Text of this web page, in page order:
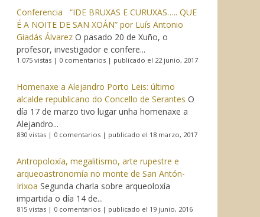
Conferencia “IDE BRUXAS E CURUXAS….. QUE
É A NOITE DE SAN XOÁN” por Luís Antonio
Giadás Álvarez O pasado 20 de Xuño, o
profesor, investigador e confere...
1.075 vistas | 0 comentarios | publicado el 22 junio, 2017
Homenaxe a Alejandro Porto Leis: último
alcalde republicano do Concello de Serantes O
día 17 de marzo tivo lugar unha homenaxe a
Alejandro...
830 vistas | 0 comentarios | publicado el 18 marzo, 2017
Antropoloxía, megalitismo, arte rupestre e
arqueoastronomía no monte de San Antón-
Irixoa Segunda charla sobre arqueoloxía
impartida o día 14 de...
815 vistas | 0 comentarios | publicado el 19 junio, 2016